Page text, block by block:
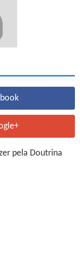
pela Doutrina